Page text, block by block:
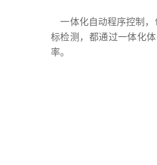
一体化自动程序控制，
标检测，都通过一体化
率。